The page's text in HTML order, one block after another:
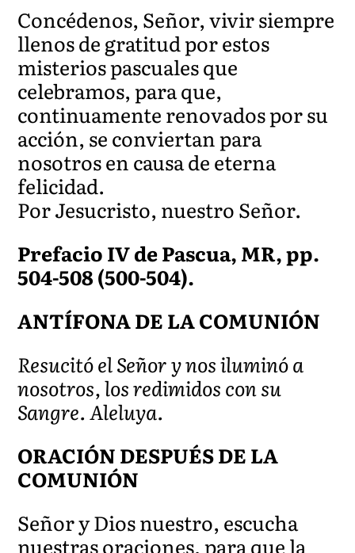
Concédenos, Señor, vivir siempre
llenos de gratitud por estos
misterios pascuales que
celebramos, para que,
continuamente renovados por su
acción, se conviertan para
nosotros en causa de eterna
felicidad.
Por Jesucristo, nuestro Señor.
Prefacio IV de Pascua, MR, pp.
504-508 (500-504).
ANTÍFONA DE LA COMUNIÓN
Resucitó el Señor y nos iluminó a
nosotros, los redimidos con su
Sangre. Aleluya.
ORACIÓN DESPUÉS DE LA
COMUNIÓN
Señor y Dios nuestro, escucha
nuestras oraciones, para que la